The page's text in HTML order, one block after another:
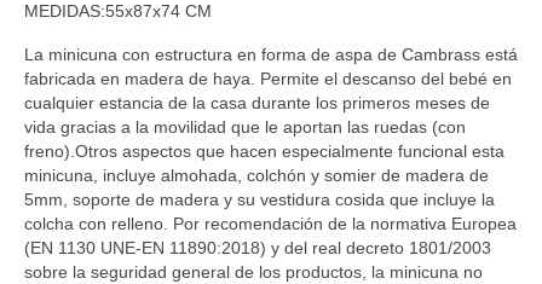
MEDIDAS:55x87x74 CM
La minicuna con estructura en forma de aspa de Cambrass está
fabricada en madera de haya. Permite el descanso del bebé en
cualquier estancia de la casa durante los primeros meses de
vida gracias a la movilidad que le aportan las ruedas (con
freno).Otros aspectos que hacen especialmente funcional esta
minicuna, incluye almohada, colchón y somier de madera de
5mm, soporte de madera y su vestidura cosida que incluye la
colcha con relleno. Por recomendación de la normativa Europea
(EN 1130 UNE-EN 11890:2018) y del real decreto 1801/2003
sobre la seguridad general de los productos, la minicuna no